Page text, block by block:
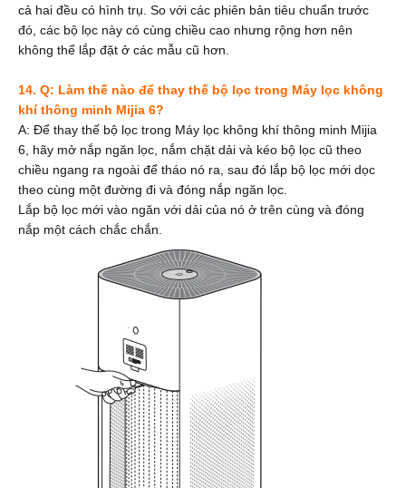
cả hai đều có hình trụ. So với các phiên bản tiêu chuẩn trước
đó, các bộ lọc này có cùng chiều cao nhưng rộng hơn nên
không thể lắp đặt ở các mẫu cũ hơn.
14. Q: Làm thế nào để thay thế bộ lọc trong Máy lọc không
khí thông minh Mijia 6?
A: Để thay thế bộ lọc trong Máy lọc không khí thông minh Mijia
6, hãy mở nắp ngăn lọc, nắm chặt dải và kéo bộ lọc cũ theo
chiều ngang ra ngoài để tháo nó ra, sau đó lắp bộ lọc mới dọc
theo cùng một đường đi và đóng nắp ngăn lọc.
Lắp bộ lọc mới vào ngăn với dải của nó ở trên cùng và đóng
nắp một cách chắc chắn.